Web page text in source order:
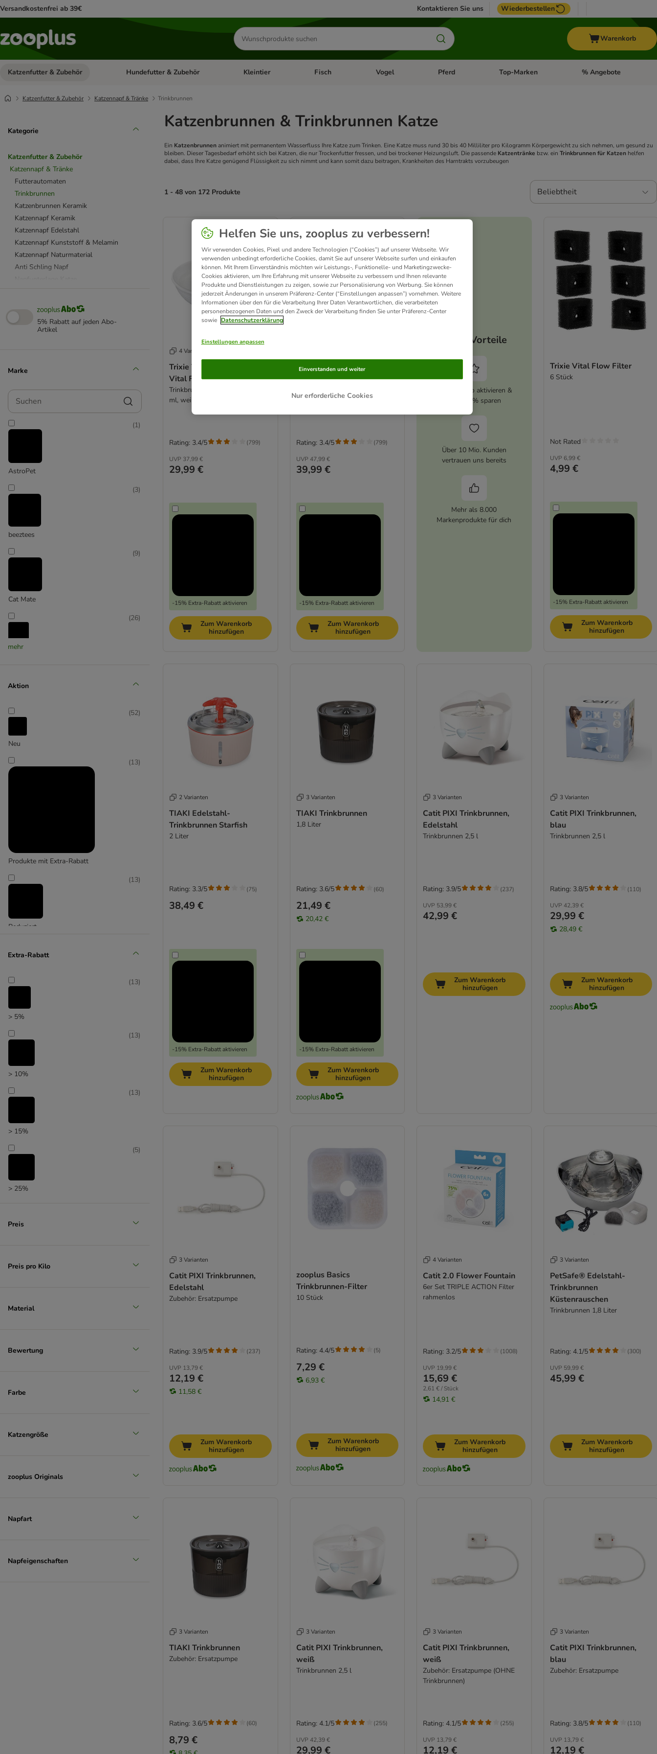
Versandkostenfrei ab 39€ Kontaktieren Sie uns Wiederbestellen
Produkte
suchen
Warenkorb
Katzenfutter & Zubehör Kategorie-Menü öffnen: Katzenfutter & Zubehör
Hundefutter & Zubehör Kategorie-Menü öffnen: Hundefutter & Zubehör
Kleintier Kategorie-Menü öffnen: Kleintier
Fisch Kategorie-Menü öffnen: Fisch
Vogel Kategorie-Menü öffnen: Vogel
Pferd Kategorie-Menü öffnen: Pferd
Top-Marken Kategorie-Menü öffnen:
% Angebote
Katzenfutter & Zubehör Katzennapf & Tränke Trinkbrunnen
Kategorie
Katzenfutter & Zubehör
Katzennapf & Tränke
Futterautomaten
Trinkbrunnen
Katzenbrunnen Keramik
Katzennapf Keramik
Katzennapf Edelstahl
Katzennapf Kunststoff & Melamin
Katzennapf Naturmaterial
Anti Schling Napf
Katzenfutter Aufbewahrung
5% Rabatt auf jeden Abo-
Artikel
Marke
Suchen
AstroPet
(1)
beeztees
(3)
Cat Mate
(9)
Catit
(26)
mehr
Aktion
Neu
(52)
Produkte mit Extra-Rabatt
(13)
Reduziert
(13)
Unser Favorit
Extra-Rabatt
> 5%
(13)
> 10%
(13)
> 15%
(13)
> 25%
(5)
Preis
Preis pro Kilo
Material
Bewertung
Farbe
Katzengröße
zooplus Originals
Napfart
Napfeigenschaften
Katzenbrunnen & Trinkbrunnen Katze
Ein Katzenbrunnenanimiert mit permanentem Wasserfluss Ihre Katze zum Trinken. Eine Katze muss rund 30 bis 40 Milliliter pro Kilogramm Körpergewicht zu sich nehmen, um gesund zu
bleiben. Dieser Tagesbedarf erhöht sich bei Katzen, die nur Trockenfutter fressen, und bei trockener Heizungsluft. Die passende Katzentränke bzw. ein Trinkbrunnen für Katzen helfen
dabei, dass Ihre Katze genügend Flüssigkeit zu sich nimmt und kann somit dazu beitragen, Krankheiten des Harntrakts vorzubeugen
1 - 48 von 172 Produkte Beliebtheit
product items have been changed
4 Varianten
Trixie Trinkbrunnen Keramik
Vital Flow
Trinkbrunnen Vital Flow Mini 800
ml, weiß
UVP 37,99 €
29,99 €
-15% Extra-Rabatt aktivieren
Rating: 3.4/5 (799)
Zum Warenkorb
hinzufügen
Trixie Trinkbrunnen Keramik
Vital Flow
grau/weiß
UVP 47,99 €
39,99 €
-15% Extra-Rabatt aktivieren
Rating: 3.4/5 (799)
Zum Warenkorb
hinzufügen
Deine Vorteile
zooplus Abo aktivieren &
immer 5% sparen
Über 10 Mio. Kunden
vertrauen uns bereits
Mehr als 8.000
Markenprodukte für dich
Trixie Vital Flow Filter
6 Stück
UVP 6,99 €
4,99 €
-15% Extra-Rabatt aktivieren
Not Rated
Zum Warenkorb
hinzufügen
2 Varianten
TIAKI Edelstahl-
Trinkbrunnen Starfish
2 Liter
38,49 €
-15% Extra-Rabatt aktivieren
Rating: 3.3/5 (75)
Zum Warenkorb
hinzufügen
3 Varianten
TIAKI Trinkbrunnen
1,8 Liter
21,49 €
20,42 €
-15% Extra-Rabatt aktivieren
Rating: 3.6/5 (60)
Zum Warenkorb
hinzufügen
3 Varianten
Catit PIXI Trinkbrunnen,
Edelstahl
Trinkbrunnen 2,5 l
UVP 53,99 €
42,99 €
Rating: 3.9/5 (237)
Zum Warenkorb
hinzufügen
3 Varianten
Catit PIXI Trinkbrunnen,
blau
Trinkbrunnen 2,5 l
UVP 42,39 €
29,99 €
28,49 €
Rating: 3.8/5 (110)
Zum Warenkorb
hinzufügen
3 Varianten
Catit PIXI Trinkbrunnen,
Edelstahl
Zubehör: Ersatzpumpe
UVP 13,79 €
12,19 €
11,58 €
Rating: 3.9/5 (237)
Zum Warenkorb
hinzufügen
zooplus Basics
Trinkbrunnen-Filter
10 Stück
7,29 €
6,93 €
Rating: 4.4/5 (5)
Zum Warenkorb
hinzufügen
4 Varianten
Catit 2.0 Flower Fountain
6er Set TRIPLE ACTION Filter
rahmenlos
UVP 19,99 €
15,69 €
2,61 € / Stück
14,91 €
Rating: 3.2/5 (1008)
Zum Warenkorb
hinzufügen
3 Varianten
PetSafe® Edelstahl-
Trinkbrunnen
Küstenrauschen
Trinkbrunnen 1,8 Liter
UVP 59,99 €
45,99 €
Rating: 4.1/5 (300)
Zum Warenkorb
hinzufügen
3 Varianten
TIAKI Trinkbrunnen
Zubehör: Ersatzpumpe
8,79 €
Rating: 3.6/5 (60)
3 Varianten
Catit PIXI Trinkbrunnen,
weiß
Trinkbrunnen 2,5 l
UVP 42,39 €
29,99 €
Rating: 4.1/5 (255)
3 Varianten
Catit PIXI Trinkbrunnen,
weiß
Zubehör: Ersatzpumpe (OHNE
Trinkbrunnen)
UVP 13,79 €
12,19 €
Rating: 4.1/5 (255)
3 Varianten
Catit PIXI Trinkbrunnen,
blau
Zubehör: Ersatzpumpe
UVP 13,79 €
12,19 €
Rating: 3.8/5 (110)
Helfen Sie uns, zooplus zu verbessern!
Wir verwenden Cookies, Pixel und andere Technologien (“Cookies”) auf unserer Webseite. Wir
verwenden unbedingt erforderliche Cookies, damit Sie auf unserer Webseite surfen und einkaufen
können. Mit Ihrem Einverständnis möchten wir Leistungs-, Funktionelle- und Marketingzwecke-
Cookies aktivieren, um Ihre Erfahrung mit unserer Webseite zu verbessern und Ihnen relevante
Produkte und Dienstleistungen zu zeigen, sowie zur Personalisierung von Werbung. Sie können
jederzeit Änderungen in unserem Präferenz-Center (“Einstellungen anpassen”) vornehmen. Weitere
Informationen über den für die Verarbeitung Ihrer Daten Verantwortlichen, die verarbeiteten
personenbezogenen Daten und den Zweck der Verarbeitung finden Sie unter Präferenz-Center
sowie Datenschutzerklärung
Einstellungen anpassen
Nur erforderliche Cookies
Einverstanden und weiter